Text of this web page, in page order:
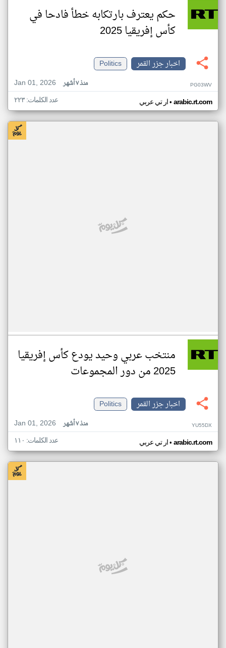
حكم يعترف بارتكابه خطأ فادحا في
كأس إفريقيا 2025
اخبار جزر القمر
Politics
Jan 01, 2026
منذ ٧ أشهر PG03WV
ار تي عربي• arabic.rt.com عدد الكلمات: ٢٢٣
منتخب عربي وحيد يودع كأس إفريقيا
2025 من دور المجموعات
اخبار جزر القمر
Politics
Jan 01, 2026
منذ ٧ أشهر YU55DX
ار تي عربي• arabic.rt.com عدد الكلمات: ١١٠